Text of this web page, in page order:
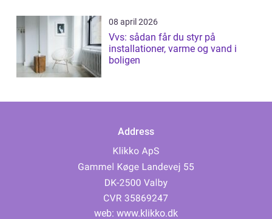
08 april 2026
Vvs: sådan får du styr på
installationer, varme og vand i
boligen
Address
web: www.klikko.dk